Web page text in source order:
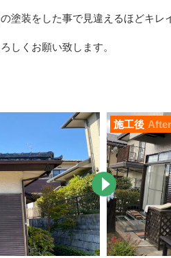
塗装をした事で見違えるほどキレ
しくお願い致します。
施工後 After